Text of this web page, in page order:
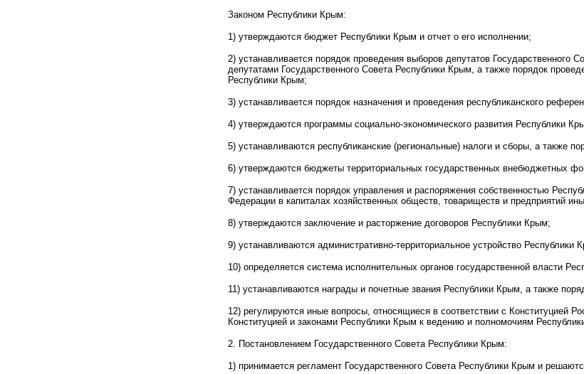
Законом Республики Крым:
1) утверждаются бюджет Республики Крым и отчет о его исполнении;
2) устанавливается порядок проведения выборов депутатов
депутатами Государственного Совета Республики Крым, а также порядок
Республики Крым;
3) устанавливается порядок назначения и проведения республиканского
4) утверждаются программы социально-экономического развития Республики
5) устанавливаются республиканские (региональные) налоги и сборы, а также
6) утверждаются бюджеты территориальных государственных внебюджетных
7) устанавливается порядок управления и распоряжения собственностью
Федерации в капиталах хозяйственных обществ, товариществ и предприятий
8) утверждаются заключение и расторжение договоров Республики Крым;
9) устанавливаются административно-территориальное устройство Республики
10) определяется система исполнительных органов государственной власти
11) устанавливаются награды и почетные звания Республики Крым, а также
12) регулируются иные вопросы, относящиеся в соответствии с Конституцией
Конституцией и законами Республики Крым к ведению и полномочиям
2. Постановлением Государственного Совета Республики Крым:
1) принимается регламент Государственного Совета Республики Крым и